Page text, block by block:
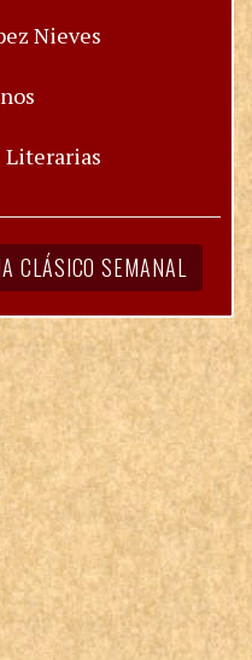
Nieves
Literarias
CLÁSICO SEMANAL